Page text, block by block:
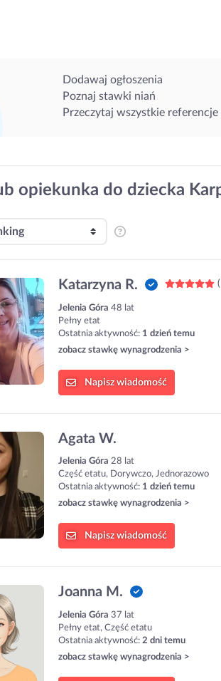
Dodawaj ogłoszenia
Poznaj stawki niań
Przeczytaj wszystkie referencje
opiekunka do dziecka
Katarzyna R.
Jelenia Góra 48 lat
Pełny etat
Ostatnia aktywność: 1 dzień temu
zobacz stawkę wynagrodzenia >
Napisz wiadomość
Agata W.
Jelenia Góra 28 lat
Część etatu, Dorywczo, Jednorazowo
Ostatnia aktywność: 1 dzień temu
zobacz stawkę wynagrodzenia >
Napisz wiadomość
Joanna M.
Jelenia Góra 37 lat
Pełny etat, Część etatu
Ostatnia aktywność: 2 dni temu
zobacz stawkę wynagrodzenia >